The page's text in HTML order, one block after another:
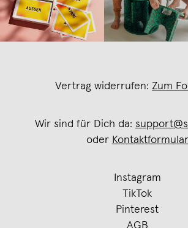
Vertrag widerrufen: Zum
Wir sind für Dich da:
oder Kontaktformular
Instagram
TikTok
Pinterest